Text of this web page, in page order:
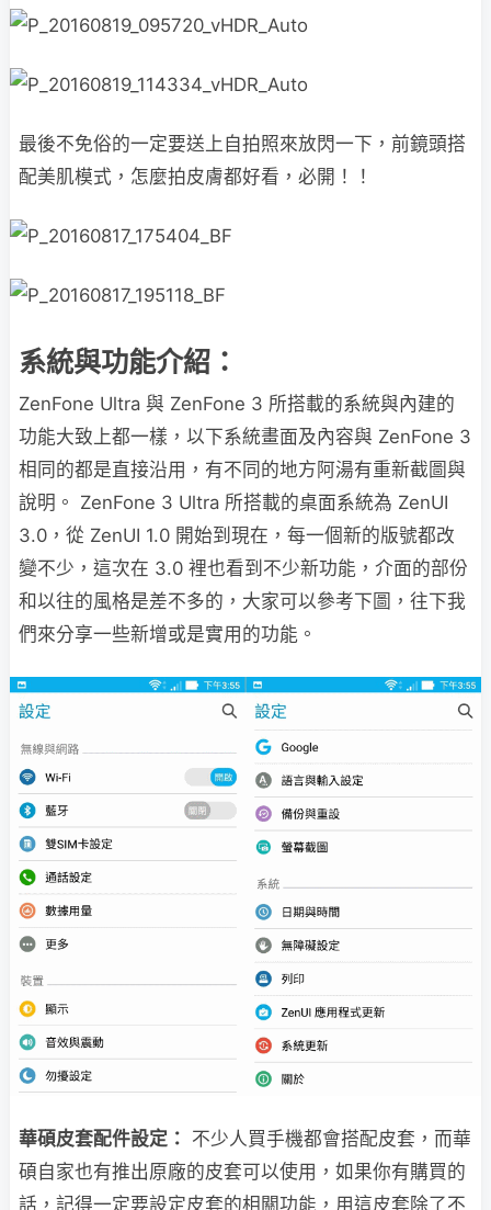
最後不免俗的一定要送上自拍照來放閃一下，前鏡頭搭
配美肌模式，怎麼拍皮膚都好看，必開！！
系統與功能介紹：
ZenFone Ultra 與 ZenFone 3 所搭載的系統與內建的
功能大致上都一樣，以下系統畫面及內容與 ZenFone 3
相同的都是直接沿用，有不同的地方阿湯有重新截圖與
說明。 ZenFone 3 Ultra 所搭載的桌面系統為 ZenUI
3.0，從 ZenUI 1.0 開始到現在，每一個新的版號都改
變不少，這次在 3.0 裡也看到不少新功能，介面的部份
和以往的風格是差不多的，大家可以參考下圖，往下我
們來分享一些新增或是實用的功能。
華碩皮套配件設定： 不少人買手機都會搭配皮套，而華
碩自家也有推出原廠的皮套可以使用，如果你有購買的
話，記得一定要設定皮套的相關功能，用這皮套除了不